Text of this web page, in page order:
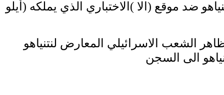
ضد موقع (الا )الاختباري الذي يملكه (أيلو
الشعب الاسرائيلي المعارض لنتنياهو